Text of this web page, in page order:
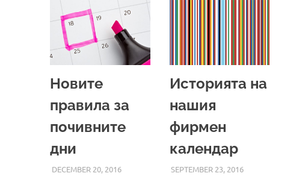
Новите
правила за
почивните
дни
DECEMBER 20, 2016ADMIN
Историята на
нашия
фирмен
календар
SEPTEMBER 23, 2016